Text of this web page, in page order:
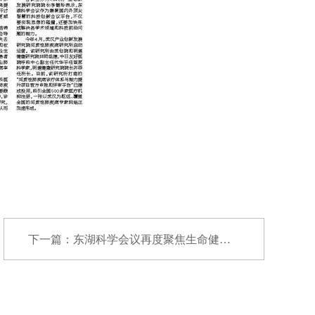
下一篇：东湖科学会议再度聚焦生命健康 呼应国家...